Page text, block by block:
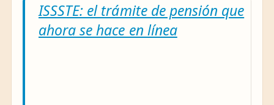
ISSSTE: el trámite de pensión que
ahora se hace en línea